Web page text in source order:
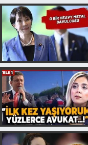
Haber
İlan
Kimdir
Koronavirüs
Kültür Sanat
Ne demişti